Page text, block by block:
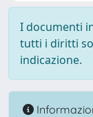
I documenti
tutti i diritti
indicazione.